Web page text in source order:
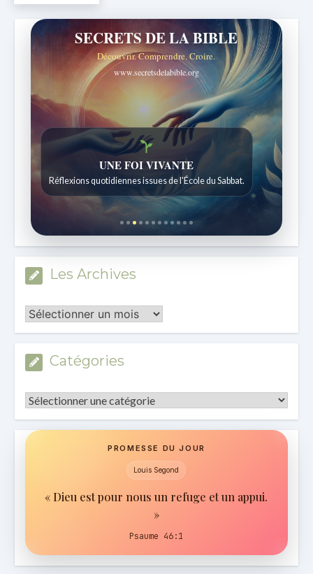
SECRETS DE LA BIBLE
Découvrir. Comprendre. Croire.
www.secretsdelabible.org
Histoires bibliques étonnantes
Histoires pour les enfants de 7 à 12 ans.
Les Archives
Les
Archives
Catégories
Catégories
PROMESSE DU JOUR
Louis Segond
« Dieu est pour nous un refuge et un appui.
»
Psaume 46:1